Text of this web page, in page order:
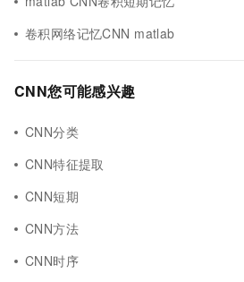
卷积网络记忆CNN matlab
CNN您可能感兴趣
CNN分类
CNN特征提取
CNN短期
CNN方法
CNN时序